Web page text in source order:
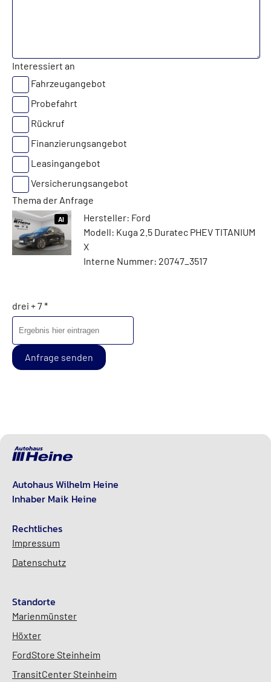
Interessiert an
Fahrzeugangebot
Probefahrt
Rückruf
Finanzierungsangebot
Leasingangebot
Versicherungsangebot
Thema der Anfrage
AI
Hersteller: Ford
Modell: Kuga 2.5 Duratec PHEV TITANIUM
X
Interne Nummer: 20747_3517
drei + 7 *
Anfrage senden
Autohaus Wilhelm Heine
Inhaber Maik Heine
Rechtliches
Impressum
Datenschutz
Standorte
Marienmünster
Höxter
FordStore Steinheim
TransitCenter Steinheim